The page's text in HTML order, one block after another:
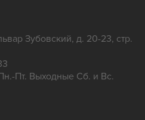
Зубовский, д. 20-23, стр.
Пт. Выходные Сб. и Вс.